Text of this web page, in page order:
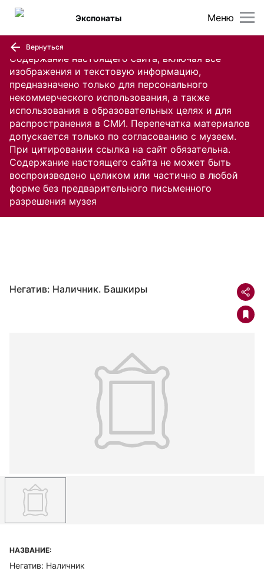
Содержание настоящего сайта, включая все
изображения и текстовую информацию,
предназначено только для персонального
некоммерческого использования, а также
использования в образовательных целях и для
распространения в СМИ. Перепечатка материалов
допускается только по согласованию с музеем.
При цитировании ссылка на сайт обязательна.
Содержание настоящего сайта не может быть
воспроизведено целиком или частично в любой
форме без предварительного письменного
разрешения музея
Меню
Экспонаты
Вернуться
Негатив: Наличник. Башкиры
НАЗВАНИЕ:
Негатив: Наличник